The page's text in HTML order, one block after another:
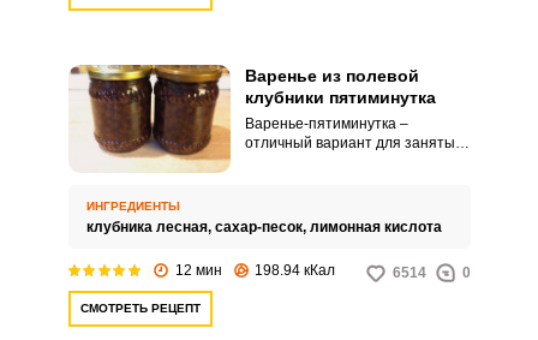
Варенье из полевой
клубники пятиминутка
Варенье-пятиминутка –
отличный вариант для занятых
полевой клубники легко
приготовить буквально за
подготовок и стерилизации
ИНГРЕДИЕНТЫ
клубника лесная, сахар-песок, лимонная кислота
12 мин 198.94 кКал 6514 0
СМОТРЕТЬ РЕЦЕПТ